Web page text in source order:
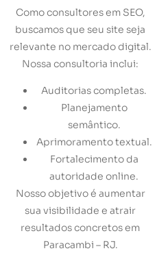
Como consultores em SEO,
buscamos que seu site seja
relevante no mercado digital.
Nossa consultoria inclui:
Auditorias completas.
Planejamento
semântico.
Aprimoramento textual.
Fortalecimento da
autoridade online.
Nosso objetivo é aumentar
sua visibilidade e atrair
resultados concretos em
Paracambi – RJ.